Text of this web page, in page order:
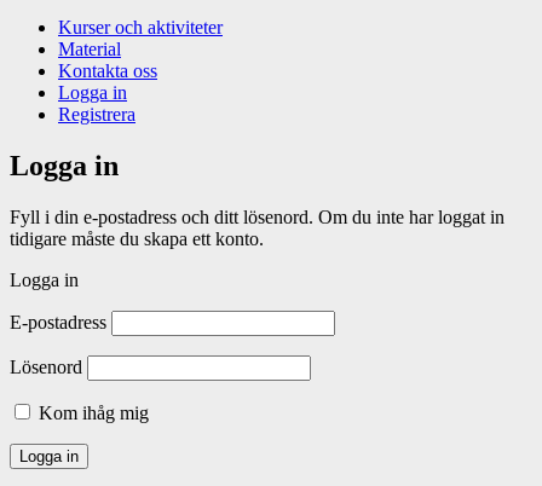
Kurser och aktiviteter
Material
Kontakta oss
Logga in
Registrera
Logga in
Fyll i din e-postadress och ditt lösenord. Om du inte har loggat in
tidigare måste du skapa ett konto.
Logga in
E-postadress
Lösenord
Kom ihåg mig